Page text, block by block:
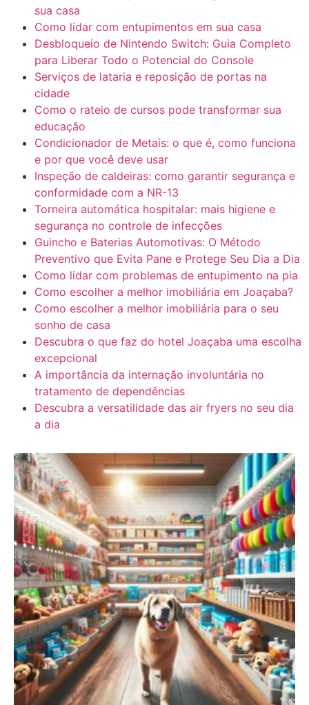
sua casa
Como lidar com entupimentos em sua casa
Desbloqueio de Nintendo Switch: Guia Completo
para Liberar Todo o Potencial do Console
Serviços de lataria e reposição de portas na
cidade
Como o rateio de cursos pode transformar sua
educação
Condicionador de Metais: o que é, como funciona
e por que você deve usar
Inspeção de caldeiras: como garantir segurança e
conformidade com a NR-13
Torneira automática hospitalar: mais higiene e
segurança no controle de infecções
Guincho e Baterias Automotivas: O Método
Preventivo que Evita Pane e Protege Seu Dia a Dia
Como lidar com problemas de entupimento na pia
Como escolher a melhor imobiliária em Joaçaba?
Como escolher a melhor imobiliária para o seu
sonho de casa
Descubra o que faz do hotel Joaçaba uma escolha
excepcional
A importância da internação involuntária no
tratamento de dependências
Descubra a versatilidade das air fryers no seu dia
a dia